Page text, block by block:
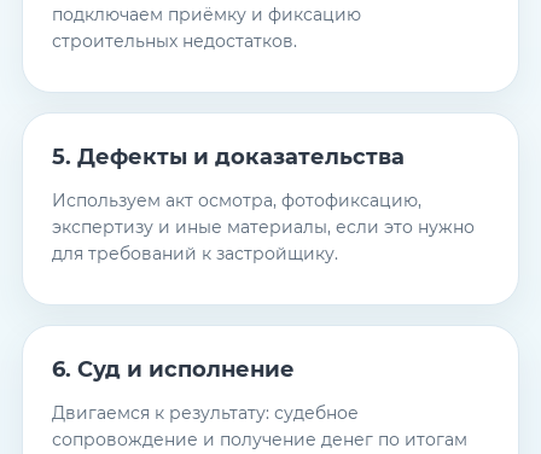
подключаем приёмку и фиксацию
строительных недостатков.
5. Дефекты и доказательства
Используем акт осмотра, фотофиксацию,
экспертизу и иные материалы, если это нужно
для требований к застройщику.
6. Суд и исполнение
Двигаемся к результату: судебное
сопровождение и получение денег по итогам